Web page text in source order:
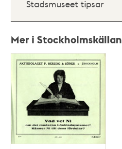
Stadsmuseet tipsar
Mer i Stockholmskällan
Relaterade
poster
teman